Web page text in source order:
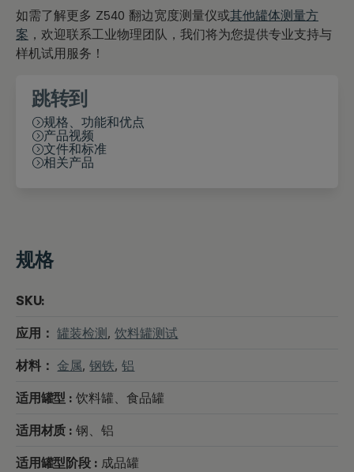
如需了解更多 Z540 翻边宽度测量仪或其他罐体测量方
案 ，欢迎联系工业物理团队，我们将为您提供专业支持与
样机试用服务！
跳转到
规格、功能和优点
产品视频
文件和标准
相关产品
规格
SKU:
应用： 罐装检测 ,饮料罐测试
材料： 金属,钢铁,铝
适用罐型 :饮料罐、食品罐
适用材质 :钢、铝
适用罐型阶段 :成品罐